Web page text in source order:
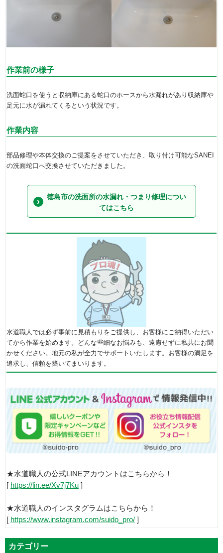
作業前の様子
洗面蛇口を使うと収納庫にある蛇口のホースから水漏れがあり収納庫や
足元に水が漏れてくるという状況です。
作業内容
部品修理や本体交換のご提案をさせていただき、取り付け可能なSANEI
の洗面蛇口へ交換させていただきました。
徳島市の洗面所の水漏れ・つまり修理につい
てはこちら
水道職人では必ず事前に見積もりをご提供し、お客様にご納得いただい
てから作業を始めます。どんな些細なお悩みも、遠慮せずに私共にお聞
かせください。地元の私が全力でサポートいたします。お客様の満足を
追求し、信頼を築いてまいります。
★水道職人の公式LINEアカウントはこちらから！
[ https://lin.ee/Xv7j7Ku ]
★水道職人のインスタグラムはこちらから！
[ https://www.instagram.com/suido_pro/ ]
カテゴリー